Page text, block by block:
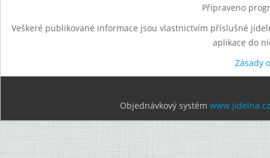
Připraveno
Veškeré publikované informace jsou vlastnictvím příslušné
aplikace do
Zásady
Objednávkový systém www.jidelna.cz